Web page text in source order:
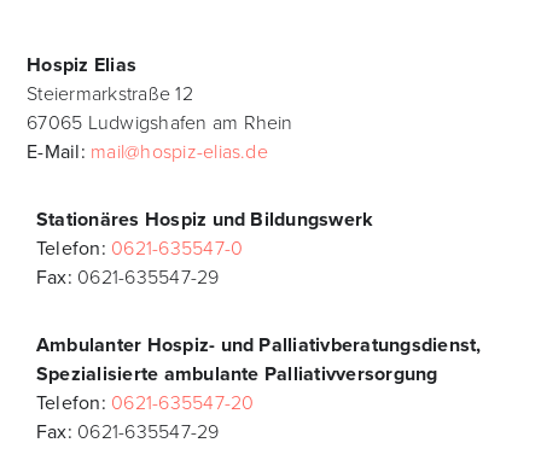
Hospiz Elias
Steiermarkstraße 12
67065 Ludwigshafen am Rhein
E-Mail: mail@hospiz-elias.de
Stationäres Hospiz und Bildungswerk
Telefon: 0621-635547-0
Fax: 0621-635547-29
Ambulanter Hospiz- und Palliativberatungsdienst,
Spezialisierte ambulante Palliativversorgung
Telefon: 0621-635547-20
Fax: 0621-635547-29